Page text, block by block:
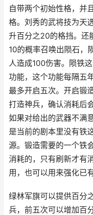
自带两个初始性格，并
格。刘秀的武将技为天
升百分之20的格挡。还
10的概率召唤出陨石，
人造成100伤害。陨铁
功能，这个功能每隔五
最多开启五次。开启锻
打造神兵，确认消耗后
如果对给出的武器不满
是当前的剧本里没有铁
源。锻造需要的一个铁
消耗的，只有刷新才有
用，也可以用来强化已
绿林军旗可以提供百分
兵，前五次可以增加百